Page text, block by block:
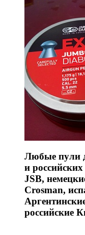
Любые пули
и
JSB,
Crosman,
российские